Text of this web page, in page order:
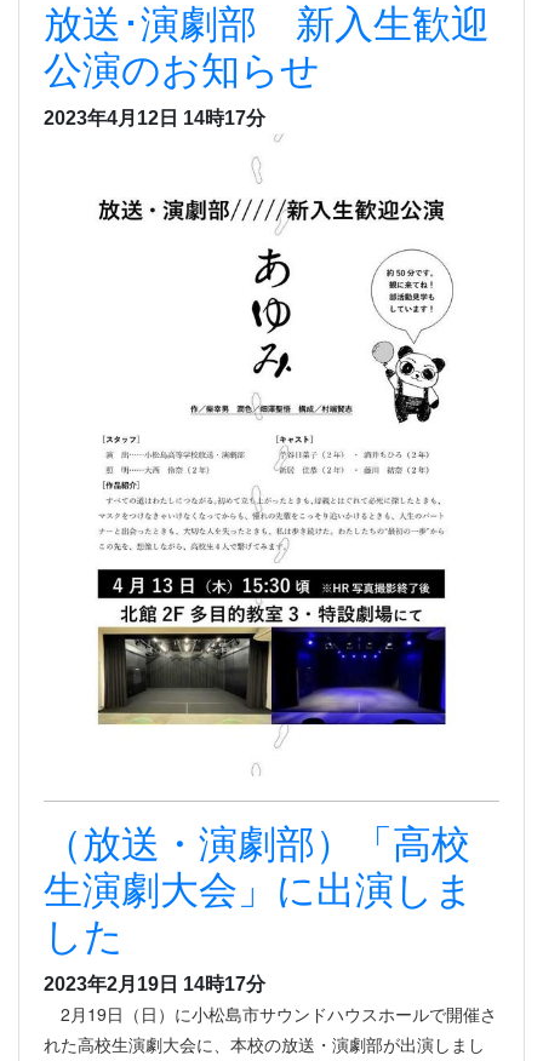
放送･演劇部 新入生歓迎
公演のお知らせ
2023年4月12日 14時17分
（放送・演劇部）「高校
生演劇大会」に出演しま
した
2023年2月19日 14時17分
2月19日（日）に小松島市サウンドハウスホールで開催さ
れた高校生演劇大会に、本校の放送・演劇部が出演しまし